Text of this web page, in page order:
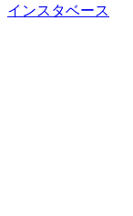
インスタベース